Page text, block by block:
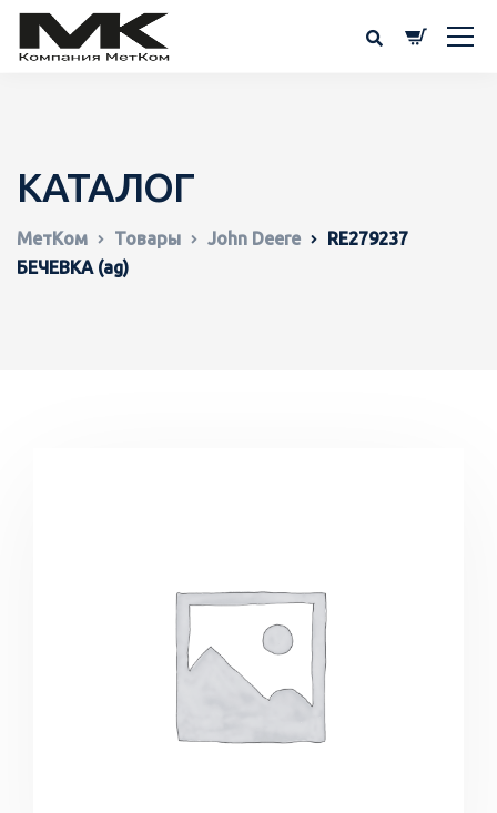
КАТАЛОГ
МетКом Товары John Deere
RE279237
БЕЧЕВКА (ag)